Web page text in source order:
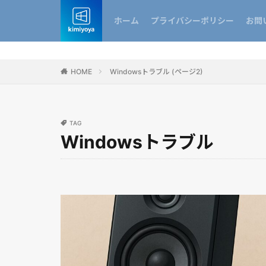
ホーム プライバシーポリシー お問
HOME Windowsトラブル (ページ2)
TAG
Windowsトラブル